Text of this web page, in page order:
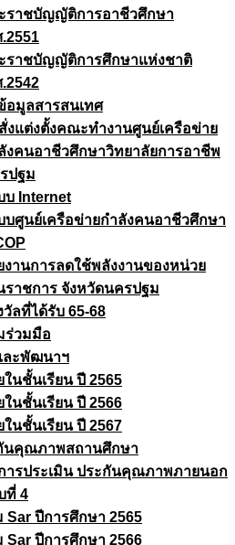
ราชบัญญัติการอาชีวศึกษา
ราชบัญญัติการศึกษาแห่งชาติ
อมูลสารสนเทศ
งแต่งตั้งคณะทำงานศูนย์เครือข่าย
งคนอาชีวศึกษาวิทยาลัยการอาชีพ
ปฐม
บ Internet
บศูนย์เครือข่ายกำลังคนอาชีวศึกษา
งานการลดใช้พลังงานของหน่วย
ราชการ จังหวัดนครปฐม
วัลที่ได้รับ 65-68
ร่วมมือ
ละพัฒนาฯ
ในชั้นเรียน ปี 2565
ในชั้นเรียน ปี 2566
ในชั้นเรียน ปี 2567
นคุณภาพสถานศึกษา
ารประเมิน ประกันคุณภาพภายนอก
ที่ 4
Sar ปีการศึกษา 2565
Sar ปีการศึกษา 2566